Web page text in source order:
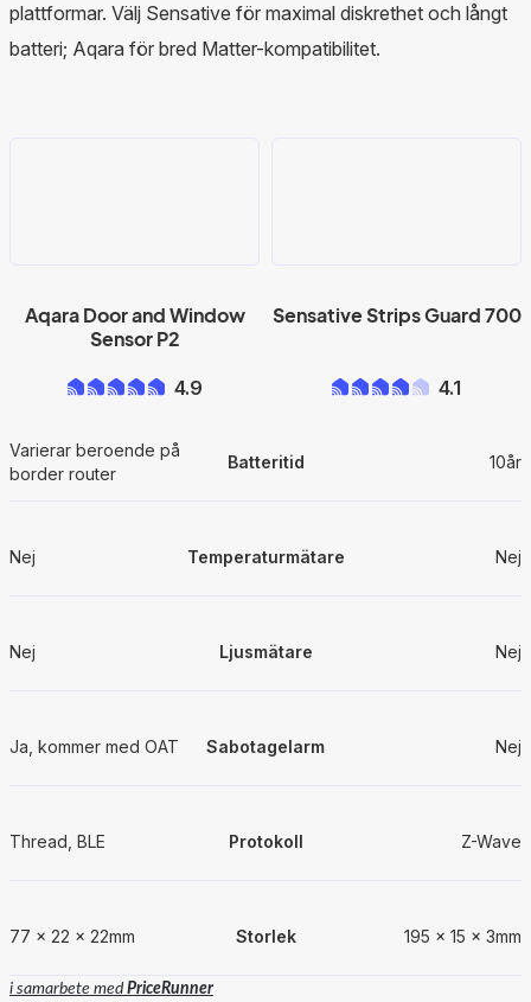
plattformar. Välj Sensative för maximal diskrethet och långt
batteri; Aqara för bred Matter-kompatibilitet.
Aqara Door and Window
Sensor P2
4.9
Sensative Strips Guard 700
4.1
Varierar beroende på
border router
Batteritid 10år
Nej Temperaturmätare Nej
Nej Ljusmätare Nej
Ja, kommer med OAT Sabotagelarm Nej
Thread, BLE Protokoll Z-Wave
77 × 22 × 22mm Storlek 195 × 15 × 3mm
i samarbete medPriceRunner